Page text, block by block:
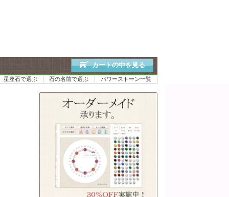
カートの中を見る
星座石で選ぶ 石の名前で選ぶ パワーストーン一覧